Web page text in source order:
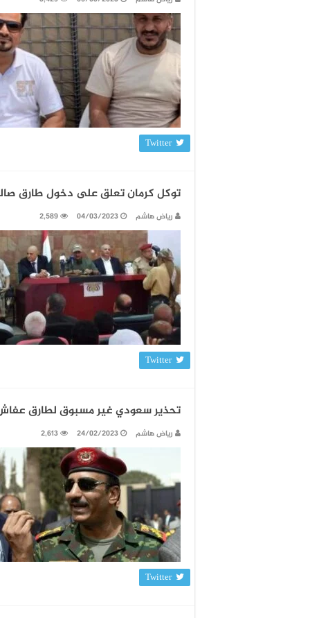
Twitter
توكل كرمان تعلق على دخول طارق
رياض هاشم 04/03/2023
2,589
Twitter
تحذير سعودي غير مسبوق لطارق
رياض هاشم 24/02/2023
2,613
Twitter